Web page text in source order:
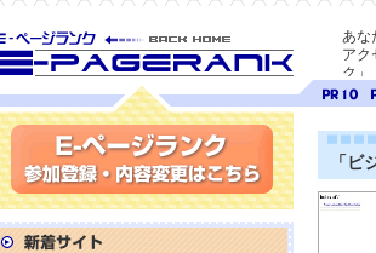
対策に E-ページ
ンク
あな
アク
ク」
ランク
10
9
「ビ
参加登録(無料)・内容変更